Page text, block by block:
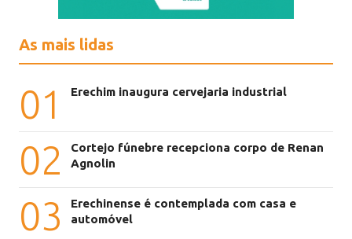
As mais lidas
01 Erechim inaugura cervejaria industrial
02
Cortejo fúnebre recepciona corpo de Renan
Agnolin
03
Erechinense é contemplada com casa e
automóvel